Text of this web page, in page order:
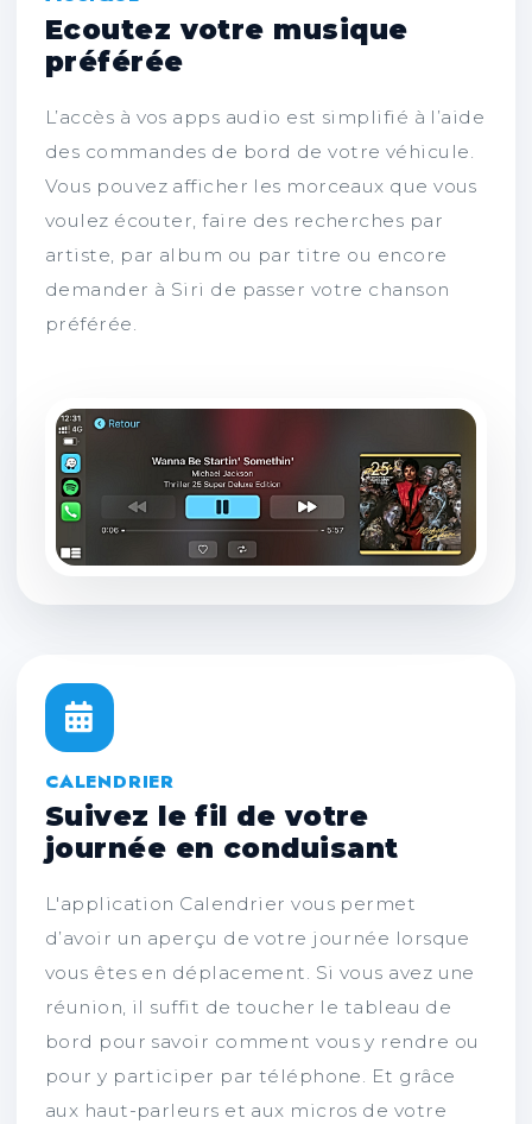
Ecoutez votre musique
préférée
L’accès à vos apps audio est simplifié à l’aide
des commandes de bord de votre véhicule.
Vous pouvez afficher les morceaux que vous
voulez écouter, faire des recherches par
artiste, par album ou par titre ou encore
demander à Siri de passer votre chanson
préférée.
CALENDRIER
Suivez le fil de votre
journée en conduisant
L'application Calendrier vous permet
d’avoir un aperçu de votre journée lorsque
vous êtes en déplacement. Si vous avez une
réunion, il suffit de toucher le tableau de
bord pour savoir comment vous y rendre ou
pour y participer par téléphone. Et grâce
aux haut-parleurs et aux micros de votre